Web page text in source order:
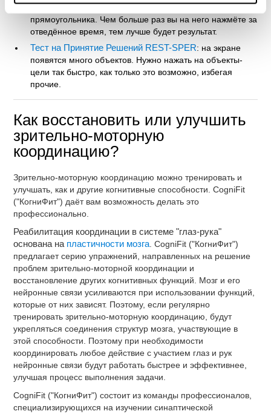
быстро, как только возможно, удерживаясь в центре
прямоугольника. Чем больше раз вы на него нажмёте за
отведённое время, тем лучше будет результат.
Тест на Принятие Решений REST-SPER: на экране
появятся много объектов. Нужно нажать на объекты-
цели так быстро, как только это возможно, избегая
прочие.
Как восстановить или улучшить
зрительно-моторную
координацию?
Зрительно-моторную координацию можно тренировать и
улучшать, как и другие когнитивные способности. CogniFit
("КогниФит") даёт вам возможность делать это
профессионально.
Реабилитация координации в системе "глаз-рука"
основана на пластичности мозга . CogniFit ("КогниФит")
предлагает серию упражнений, направленных на решение
проблем зрительно-моторной координации и
восстановление других когнитивных функций. Мозг и его
нейронные связи усиливаются при использовании функций,
которые от них зависят. Поэтому, если регулярно
тренировать зрительно-моторную координацию, будут
укрепляться соединения структур мозга, участвующие в
этой способности. Поэтому при необходимости
координировать любое действие с участием глаз и рук
нейронные связи будут работать быстрее и эффективнее,
улучшая процесс выполнения задачи.
CogniFit ("КогниФит") состоит из команды профессионалов,
специализирующихся на изучении синаптической